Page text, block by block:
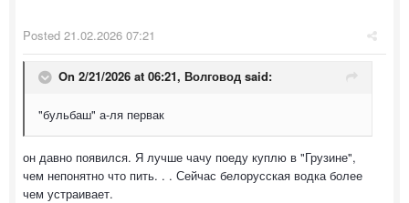
Posted 21.02.2026 07:21
On 2/21/2026 at 06:21, Волговод said:
"бульбаш" а-ля первак
он давно появился. Я лучше чачу поеду куплю в "Грузине",
чем непонятно что пить. . . Сейчас белорусская водка более
чем устраивает.